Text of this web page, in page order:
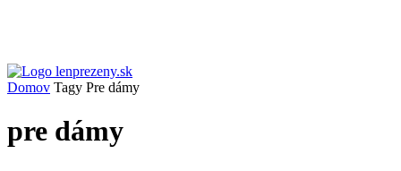
Domov Tagy Pre dámy
pre dámy